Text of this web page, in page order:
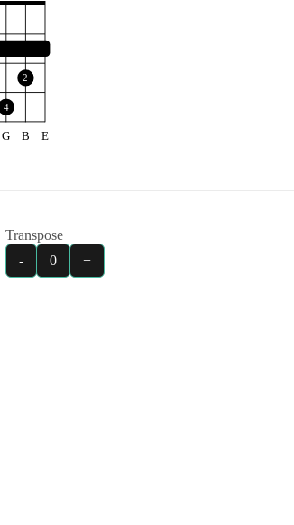
4
2
G B E
Transpose
-
0 +